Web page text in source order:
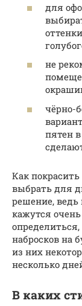
для
не
чёрно-
пятен
Как
выбрать для
решение, ведь
кажутся
набросков на
из них
несколько
В каких